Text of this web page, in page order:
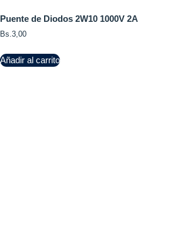
Puente de Diodos 2W10 1000V 2A
Bs.3,00
Añadir al carrito